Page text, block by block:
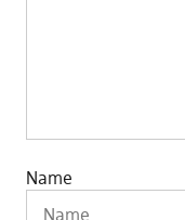
Name